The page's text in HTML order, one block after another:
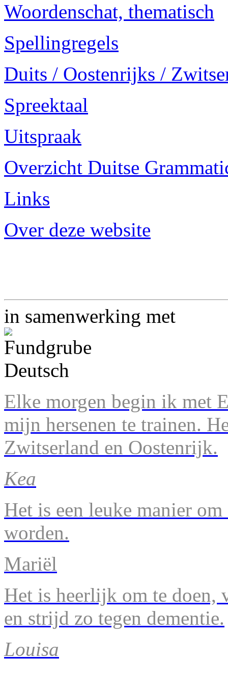
Woordenschat, thematisch
Spellingregels
Duits / Oostenrijks /
Spreektaal
Uitspraak
Overzicht Duitse
Links
Over deze website
in samenwerking met
Elke morgen begin ik met
mijn hersenen te trainen.
Zwitserland en Oostenrijk.
Kea
Het is een leuke manier
worden.
Mariël
Het is heerlijk om te doen,
en strijd zo tegen dementie.
Louisa